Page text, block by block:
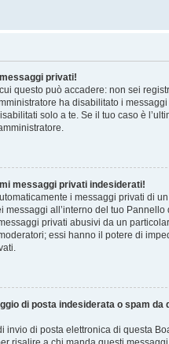
privati!
questo può accadere: non sei
ha disabilitato i
solo a te. Se il tuo caso è
messaggi privati indesiderati!
i messaggi privati ​​di
messaggi all’interno del tuo Pannello
privati ​​abusivi da un
essi hanno il potere di
di posta indesiderata o spam da
invio di posta elettronica di questa